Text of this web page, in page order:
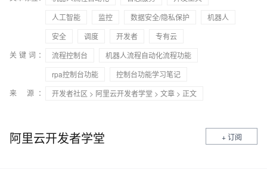
人工智能
监控 数据安全/隐私保护
机器人
安全
调度 开发者
专有云
关键词：
流程控制台
机器人流程自动化流程功能
rpa控制台功能
控制台功能学习笔记
来 源：
开发者社区 > 阿里云开发者学堂 > 文章 > 正文
阿里云开发者学堂 + 订阅